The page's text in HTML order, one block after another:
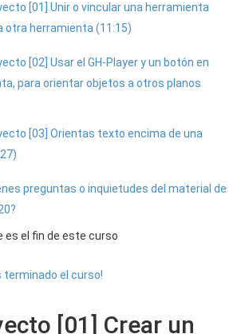
[01] Unir o vincular una herramienta
otra herramienta (11:15)
[02] Usar el GH-Player y un botón en
para orientar objetos a otros planos
[03] Orientas texto encima de una
preguntas o inquietudes del material de
es el fin de este curso
terminado el curso!
[01] Crear un